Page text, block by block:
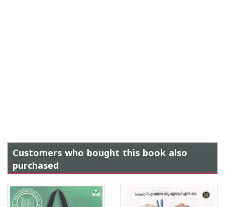
Customers who bought this book also
purchased